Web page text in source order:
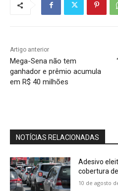
Artigo anterior
Mega-Sena não tem
ganhador e prêmio acumula
em R$ 40 milhões
NOTÍCIAS RELACIONADAS
Adesivo
cobertura
10 de agosto